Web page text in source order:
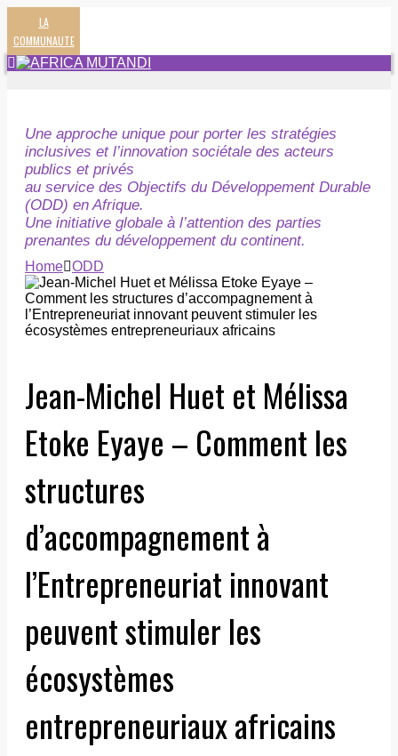
LA
COMMUNAUTE
Une approche unique pour porter les stratégies
inclusives et l’innovation sociétale des acteurs
publics et privés
au service des Objectifs du Développement Durable
(ODD) en Afrique.
Une initiative globale à l’attention des parties
prenantes du développement du continent.
Home ODD
Jean-Michel Huet et Mélissa
Etoke Eyaye – Comment les
structures
d’accompagnement à
l’Entrepreneuriat innovant
peuvent stimuler les
écosystèmes
entrepreneuriaux africains